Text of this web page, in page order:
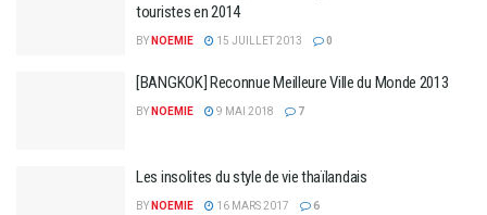
touristes en 2014
BY NOEMIE 15 JUILLET 2013 0
[BANGKOK] Reconnue Meilleure Ville du Monde 2013
BY NOEMIE 9 MAI 2018 7
Les insolites du style de vie thaïlandais
BY NOEMIE 16 MARS 2017 6